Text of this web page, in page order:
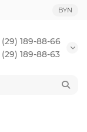
BYN
(29) 189-88-66
(29) 189-88-63